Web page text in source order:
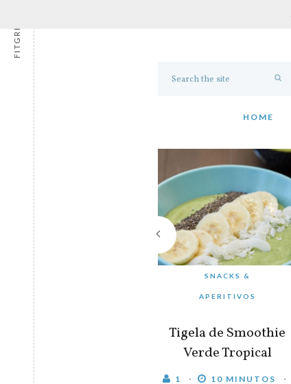
HOME
SNACKS &
APERITIVOS
Tigela de Smoothie
Verde Tropical
1 10 MINUTOS
FITGRESS